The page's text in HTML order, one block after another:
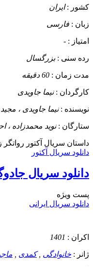
کشور :ایران
زبان : فارسی
امتیاز : -
رده سنی :بزرگسال
مدت زمان : 60 دقیقه
کارگردان :نیما جاویدی
نویسنده :نیما جاویدی ،
ستارگان :نوید محمدزاده ،
داستان سریال آکتور
دانلود سریال آکتور
دانلود سریال
پست ويژه
دانلود سریال ایرانی
اکران : 1401
ژانر : خانوادگی ,کمدی